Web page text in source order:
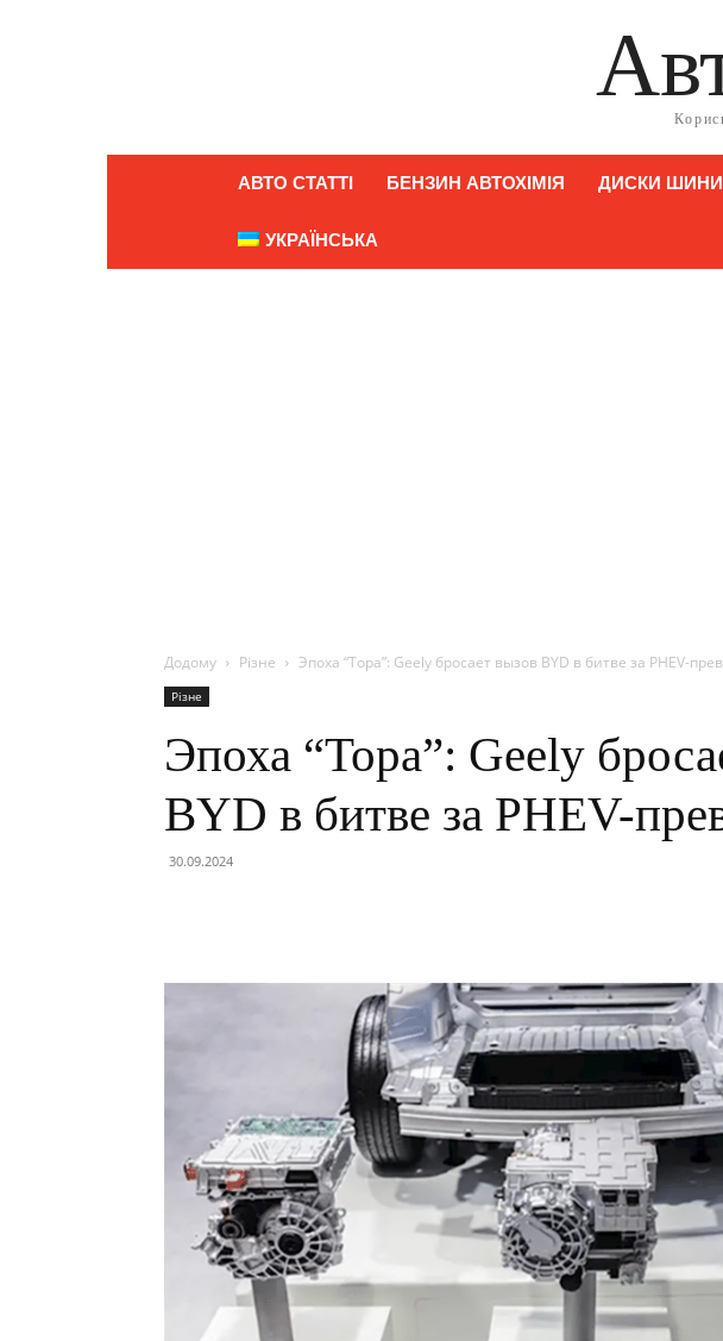
АВТО СТАТТІ БЕНЗИН АВТОХІМІЯ ДИСКИ
УКРАЇНСЬКА
Додому Різне Эпоха “Торa”: Geely бросает вызов BYD в битве за PHEV-
Різне
Эпоха “Торa”: Geely
BYD в битве за PHEV-
30.09.2024